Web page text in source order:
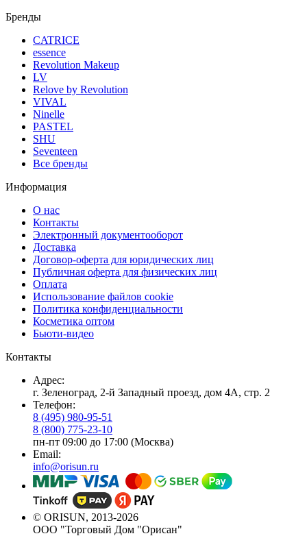
Бренды
CATRICE
essence
Revolution Makeup
LV
Relove by Revolution
VIVAL
Ninelle
PASTEL
SHU
Seventeen
Все бренды
Информация
О нас
Контакты
Электронный документооборот
Доставка
Договор-оферта для юридических лиц
Публичная оферта для физических лиц
Оплата
Использование файлов cookie
Политика конфиденциальности
Косметика оптом
Бьюти-видео
Контакты
Адрес:
г. Зеленоград, 2-й Западный проезд, дом 4А, стр. 2
Телефон:
8 (495) 980-95-51
8 (800) 775-23-10
пн-пт 09:00 до 17:00 (Москва)
Email:
info@orisun.ru
© ORISUN, 2013-2026
ООО "Торговый Дом "Орисан"